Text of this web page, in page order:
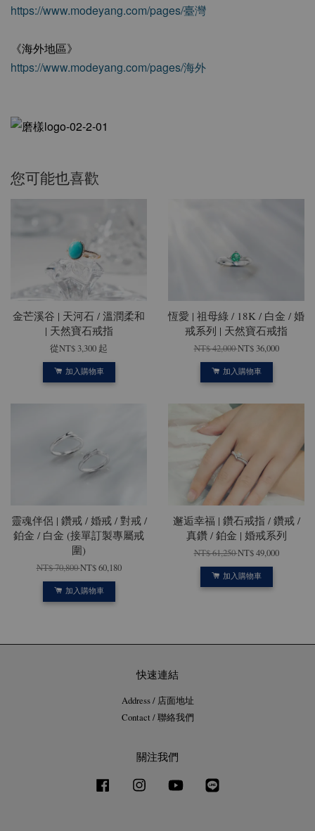
https://www.modeyang.com/pages/臺灣
《海外地區》
https://www.modeyang.com/pages/海外
您可能也喜歡
金芒溪谷 | 天河石 / 溫潤柔和
| 天然寶石戒指
從NT$ 3,300 起
加入購物車
恆愛 | 祖母綠 / 18K / 白金 / 婚
戒系列 | 天然寶石戒指
NT$ 42,000NT$ 36,000
加入購物車
靈魂伴侶 | 鑽戒 / 婚戒 / 對戒 /
鉑金 / 白金 (接單訂製專屬戒
圍)
NT$ 70,800NT$ 60,180
加入購物車
邂逅幸福 | 鑽石戒指 / 鑽戒 /
真鑽 / 鉑金 | 婚戒系列
NT$ 61,250NT$ 49,000
加入購物車
快速連結
Address / 店面地址
Contact / 聯絡我們
關注我們
Facebook Instagram YouTube